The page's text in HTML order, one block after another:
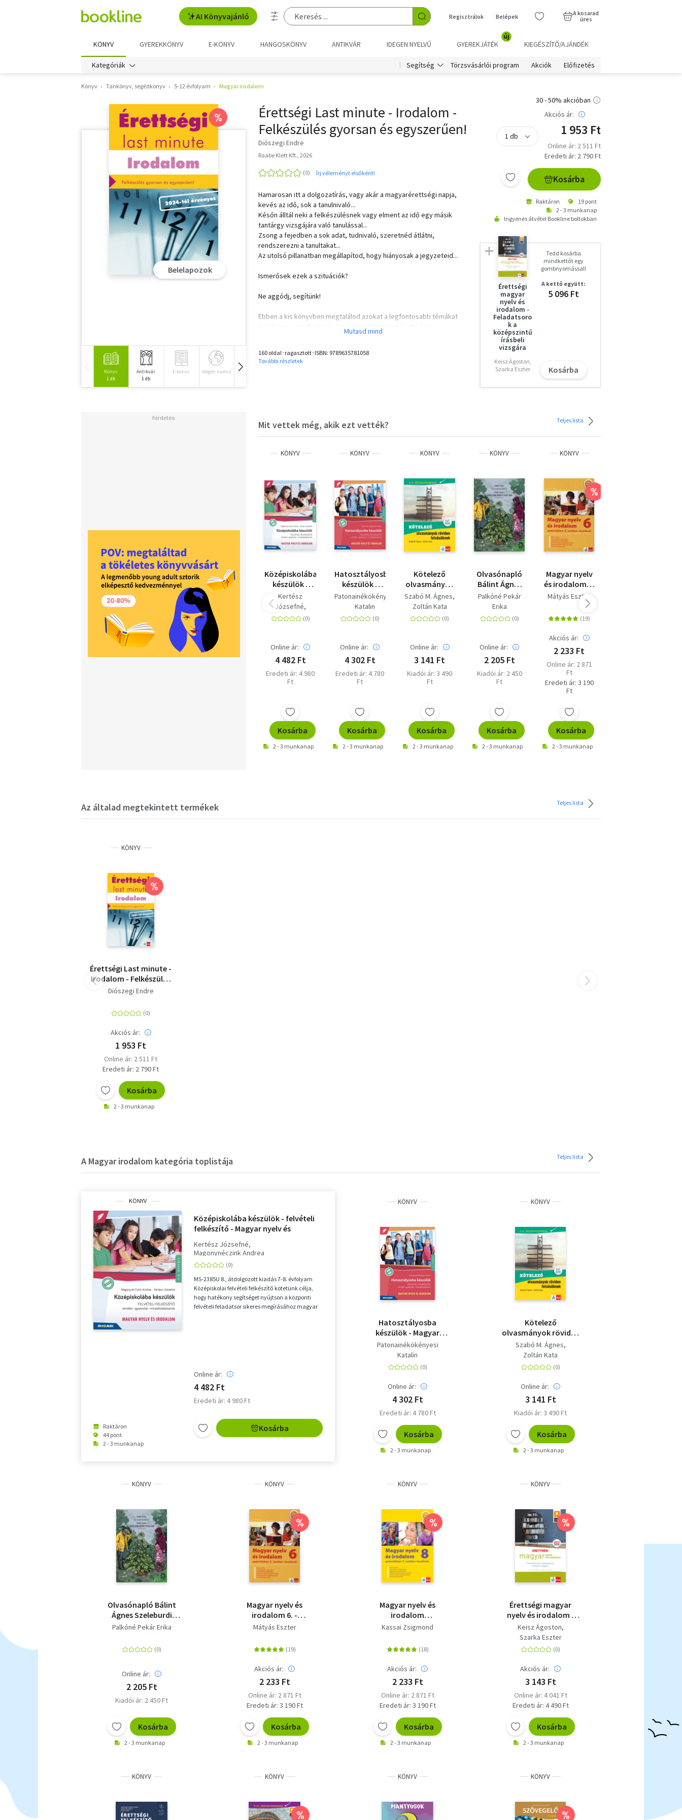
AI Könyvajánló Regisztrálok Belépek
A kosarad
üres
KÖNYV GYEREKKÖNYV E-KÖNYV HANGOSKÖNYV ANTIKVÁR IDEGEN NYELVŰ GYEREKJÁTÉK
új
KIEGÉSZÍTŐ/AJÁNDÉK
Kategóriák Segítség Törzsvásárlói program Akciók Előfizetés
Könyv Tankönyv, segédkönyv 5-12 évfolyam Magyar irodalom
%
Belelapozok
Könyv
1 db
Antikvár
1 db
E-könyv Idegen nyelvű Hangoskönyv
Érettségi Last minute - Irodalom -
Felkészülés gyorsan és egyszerűen!
Diószegi Endre
Raabe Klett Kft., 2026
Írj véleményt elsőként!
Hamarosan itt a dolgozatírás, vagy akár a magyarérettségi napja,
kevés az idő, sok a tanulnivaló...
Későn álltál neki a felkészülésnek vagy elment az idő egy másik
tantárgy vizsgájára való tanulással...
Zsong a fejedben a sok adat, tudnivaló, szeretnéd átlátni,
rendszerezni a tanultakat...
Az utolsó pillanatban megállapítod, hogy hiányosak a jegyzeteid...
Ismerősek ezek a szituációk?
Ne aggódj, segítünk!
Ebben a kis könyvben megtalálod azokat a legfontosabb témákat
kidolgozva, amelyekkel a középszintű magyarérettségin
Biztos lehetsz benne, hogy amennyiben ezeket megtanulod, fel már
- 150 vizsgatéma = 150 jól becsomagolt tudáscsomag az
érettségihez vezető úton.
Kötetünket a 2024-től érvényes érettségi szabályozásnak
160 oldal･ragasztott･ISBN: 9789635781058
További részletek
30 - 50% akcióban
Akciós ár:
1 953 Ft
Online ár: 2 511 Ft
Eredeti ár: 2 790 Ft
Kosárba
Raktáron
19 pont
2 - 3 munkanap
Ingyenes átvétel Bookline boltokban
Érettségi
magyar
nyelv és
irodalom -
Feladatsoro
k a
középszintű
írásbeli
vizsgára
Keisz Ágoston,
Szarka Eszter
Tedd kosárba
mindkettőt egy
gombnyomással!
A kettő együtt:
5 096 Ft
Kosárba
Mit vettek még, akik ezt vették? Teljes lista
KÖNYV
Középiskolába
készülök -
felvételi
felkészítő -
Magyar nyelv
és irodalom -
gyakorlat,
mintafeladatsorok
7-8. évfolyam
- MS-2385U
Kertész
Józsefné
Magonynéczink
Online ár:
4 482 Ft
Eredeti ár: 4 980
Ft
Kosárba
2 - 3 munkanap
KÖNYV
Hatosztályosba
készülök -
Magyar nyelv
és irodalom -
Felvételi
felkészítő -
gyakorlat,
mintafeladatsorok
- 5-6. osztály
Patonainékökényesi
Katalin
Online ár:
4 302 Ft
Eredeti ár: 4 780
Ft
Kosárba
2 - 3 munkanap
KÖNYV
Kötelező
olvasmányok
röviden
felsősöknek -
5-8.
osztályosoknak
Szabó M. Ágnes
Zoltán Kata
Online ár:
3 141 Ft
Kiadói ár: 3 490
Ft
Kosárba
2 - 3 munkanap
KÖNYV
Olvasónapló
Bálint Ágnes
Szeleburdi
család című
regényéhez
Palkóné Pekár
Erika
Online ár:
2 205 Ft
Kiadói ár: 2 450
Ft
Kosárba
2 - 3 munkanap
KÖNYV
%
Magyar nyelv
és irodalom 6.
-
gyakorlókönyv
6. osztályos
tanulóknak
Mátyás Eszter
Akciós ár:
2 233 Ft
Online ár: 2 871
Ft
Eredeti ár: 3 190
Ft
Kosárba
2 - 3 munkanap
Az általad megtekintett termékek Teljes lista
KÖNYV
%
Érettségi Last minute -
Irodalom - Felkészülés
gyorsan és
Diószegi Endre
Akciós ár:
1 953 Ft
Online ár: 2 511 Ft
Eredeti ár: 2 790 Ft
Kosárba
2 - 3 munkanap
A Magyar irodalom kategória toplistája Teljes lista
KÖNYV
Raktáron
44 pont
2 - 3 munkanap
Középiskolába készülök - felvételi
felkészítő - Magyar nyelv és
mintafeladatsorok 7-8. évfolyam -
MS-2385U
Kertész Józsefné
Magonynéczink Andrea
MS-2385U 8., átdolgozott kiadás 7-8. évfolyam
Középiskolai felvételi felkészítő kötetünk célja,
hogy hatékony segítséget nyújtson a központi
felvételi feladatsor sikeres megírásához magyar
Online ár:
4 482 Ft
Eredeti ár: 4 980 Ft
Kosárba
KÖNYV
Hatosztályosba
készülök - Magyar
nyelv és irodalom -
Felvételi felkészítő -
Elmélet, gyakorlat,
mintafeladatsorok -
5-6. osztály
Patonainékökényesi
Katalin
Online ár:
4 302 Ft
Eredeti ár: 4 780 Ft
Kosárba
2 - 3 munkanap
KÖNYV
Kötelező
olvasmányok röviden
felsősöknek - 5-8.
osztályosoknak
Szabó M. Ágnes
Zoltán Kata
Online ár:
3 141 Ft
Kiadói ár: 3 490 Ft
Kosárba
2 - 3 munkanap
KÖNYV
Olvasónapló Bálint
Ágnes Szeleburdi
család című
Palkóné Pekár Erika
Online ár:
2 205 Ft
Kiadói ár: 2 450 Ft
Kosárba
2 - 3 munkanap
KÖNYV
%
Magyar nyelv és
irodalom 6. -
gyakorlókönyv 6.
Mátyás Eszter
Akciós ár:
2 233 Ft
Online ár: 2 871 Ft
Eredeti ár: 3 190 Ft
Kosárba
2 - 3 munkanap
KÖNYV
%
Magyar nyelv és
irodalom
gyakorlókönyv 8.
- Jegyre megy
Kassai Zsigmond
Akciós ár:
2 233 Ft
Online ár: 2 871 Ft
Eredeti ár: 3 190 Ft
Kosárba
2 - 3 munkanap
KÖNYV
%
Érettségi magyar
nyelv és irodalom -
Feladatsorok a
középszintű írásbeli
vizsgára - 2024-től
érvényes érettségi
szerint
Keisz Ágoston
Szarka Eszter
Akciós ár:
3 143 Ft
Online ár: 4 041 Ft
Eredeti ár: 4 490 Ft
Kosárba
2 - 3 munkanap
KÖNYV KÖNYV
%
KÖNYV KÖNYV
%